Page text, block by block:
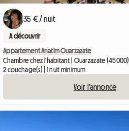
35 € / nuit
A découvrir
Appartement Anatim Ouarzazate
Chambre chez l'habitant | Ouarzazate (45000)
2 couchage(s) | 1 nuit minimum
Voir l'annonce